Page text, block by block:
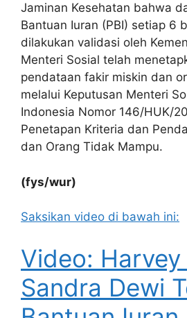
Jaminan Kesehatan bahwa
Bantuan Iuran (PBI) setiap 6
dilakukan validasi oleh
Menteri Sosial telah
pendataan fakir miskin dan
melalui Keputusan Menteri
Indonesia Nomor 146/HUK/
Penetapan Kriteria dan
dan Orang Tidak Mampu.
(fys/wur)
Saksikan video di bawah ini:
Video: Harvey
Sandra Dewi